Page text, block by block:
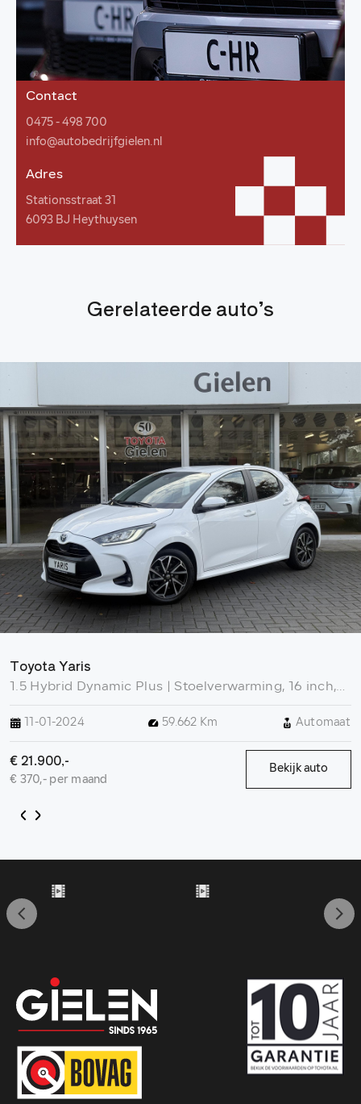
Contact
0475 - 498 700
info@autobedrijfgielen.nl
Adres
Stationsstraat 31
6093 BJ Heythuysen
Gerelateerde auto’s
Toyota Yaris
1.5 Hybrid Dynamic Plus | Stoelverwarming, 16 inch,
Keyless
11-01-2024 59.662 Km Automaat
€ 21.900,-
€ 370,- per maand
Bekijk auto